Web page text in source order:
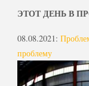
ЭТОТ ДЕНЬ В
08.08.2021:
проблему